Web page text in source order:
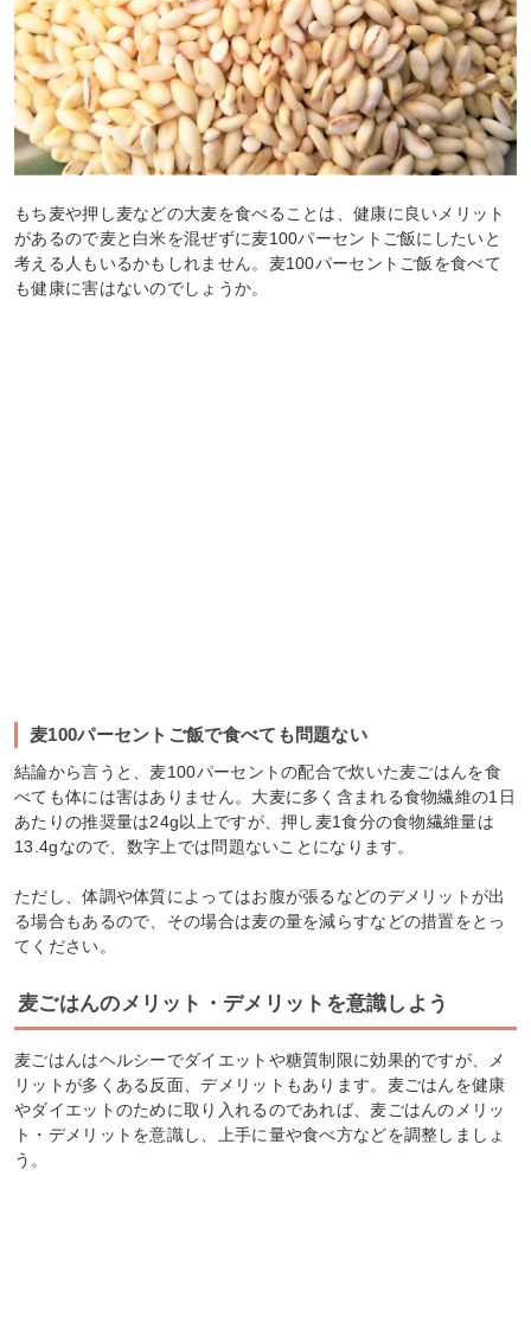
もち麦や押し麦などの大麦を食べることは、健康に良いメリット
があるので麦と白米を混ぜずに麦100パーセントご飯にしたいと
考える人もいるかもしれません。麦100パーセントご飯を食べて
も健康に害はないのでしょうか。
麦100パーセントご飯で食べても問題ない
結論から言うと、麦100パーセントの配合で炊いた麦ごはんを食
べても体には害はありません。大麦に多く含まれる食物繊維の1日
あたりの推奨量は24g以上ですが、押し麦1食分の食物繊維量は
13.4gなので、数字上では問題ないことになります。
ただし、体調や体質によってはお腹が張るなどのデメリットが出
る場合もあるので、その場合は麦の量を減らすなどの措置をとっ
てください。
麦ごはんのメリット・デメリットを意識しよう
麦ごはんはヘルシーでダイエットや糖質制限に効果的ですが、メ
リットが多くある反面、デメリットもあります。麦ごはんを健康
やダイエットのために取り入れるのであれば、麦ごはんのメリッ
ト・デメリットを意識し、上手に量や食べ方などを調整しましょ
う。